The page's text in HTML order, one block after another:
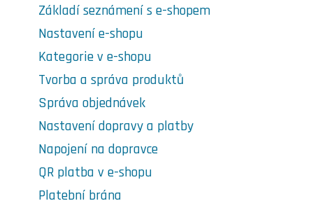
Základí seznámení s e-shopem
Nastavení e-shopu
Kategorie v e-shopu
Tvorba a správa produktů
Správa objednávek
Nastavení dopravy a platby
Napojení na dopravce
QR platba v e-shopu
Platební brána